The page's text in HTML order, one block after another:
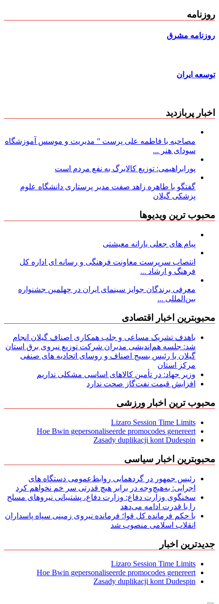
روزنامه
روزنامه مشرق
توسعه ایران
اخبار پربازدید
مصاحبه با فاطمه علی پرست ” مدیریت و موسس آموزشگاه
سودای هنر ...
پورابراهیمی: توزیع کالابرگ به نفع مردم است
گفتگو با طاهره زاهد صفت مدیر پرستاری دانشگاه علوم
پزشکی گیلان
محبوب ترین ویدیوها
پیام های جعلی یارانه معیشتی
انتصاب سرپرست معاونت فرهنگی و رسانه ای اداره کل
فرهنگ و ارشاد ...
معرفی برندگان جوایز سینمای ایران در چهلمین جشنواره
بین‌المللی ...
محبوبترین اخبار اقتصادی
باهدف تشریک مساعی و جلب همکاری اصناف گیلان انجام
شد: جلسه هم‌اندیشی مدیران شركت توزیع نیروی برق استان
گیلان با رئیس بسیج اصناف و روسای اتحادیه های صنفی
مركز استان
وزیر جهاد: در تأمین کالاهای اساسی مشکلی نداریم
افزایش قیمت نفت‌گاز صحت ندارد
محبوب ترین اخبار ورزشی
Lizaro Session Time Limits
Hoe Bwin gepersonaliseerde promocodes genereert
Zasady duplikacji kont Dudespin
محبوبترین اخبار سیاسی
رئیس جمهور در گردهمایی روابط‌عمومی دستگاه های
اجرایی: به‌هیچ‌وجه در برابر هیچ قدرتی سر خم نخواهم کرد
سخنگوی وزارت دفاع: وزارت دفاع، پشتیبانی نیرو‌های مسلح
را با قدرت ادامه می‌دهد
با حکم فرمانده کل قوا؛ فرمانده نیروی زمینی سپاه پاسداران
انقلاب اسلامی منصوب شد
جدیدترین اخبار
Lizaro Session Time Limits
Hoe Bwin gepersonaliseerde promocodes genereert
Zasady duplikacji kont Dudespin